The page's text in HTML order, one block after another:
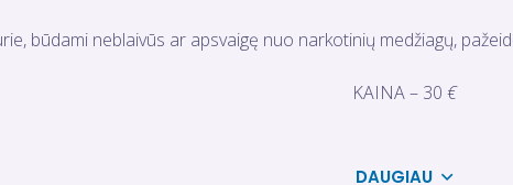
būdami neblaivūs ar apsvaigę nuo narkotinių medžiagų,
KAINA – 30 €
– draudimas vairuoti transporto priemones, kuriose